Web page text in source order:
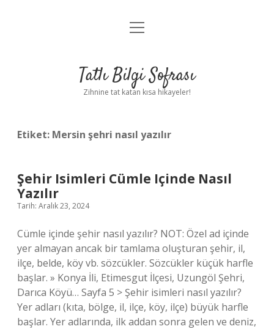
Anasayfa
Yasal Uyarı
menüyü
Tatlı Bilgi Sofrası
Zihnine tat katan kısa hikayeler!
Etiket: Mersin şehri nasıl yazılır
Şehir Isimleri Cümle Içinde Nasıl
Yazılır
Tarih: Aralık 23, 2024
Cümle içinde şehir nasıl yazılır? NOT: Özel ad içinde
yer almayan ancak bir tamlama oluşturan şehir, il,
ilçe, belde, köy vb. sözcükler. Sözcükler küçük harfle
başlar. » Konya İli, Etimesgut İlçesi, Uzungöl Şehri,
Darıca Köyü… Sayfa 5 > Şehir isimleri nasıl yazılır?
Yer adları (kıta, bölge, il, ilçe, köy, ilçe) büyük harfle
başlar. Yer adlarında, ilk addan sonra gelen ve deniz,